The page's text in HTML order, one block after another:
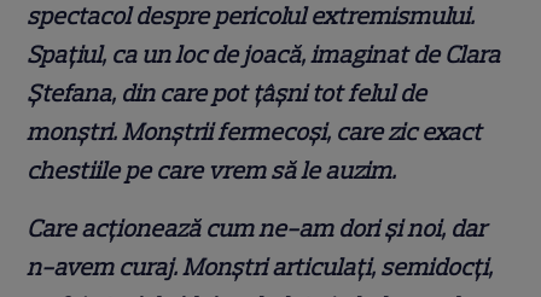
spectacol despre pericolul extremismului.
Spațiul, ca un loc de joacă, imaginat de Clara
Ștefana, din care pot țâșni tot felul de
monștri. Monștrii fermecoși, care zic exact
chestiile pe care vrem să le auzim.
Care acționează cum ne-am dori și noi, dar
n-avem curaj. Monștri articulați, semidocți,